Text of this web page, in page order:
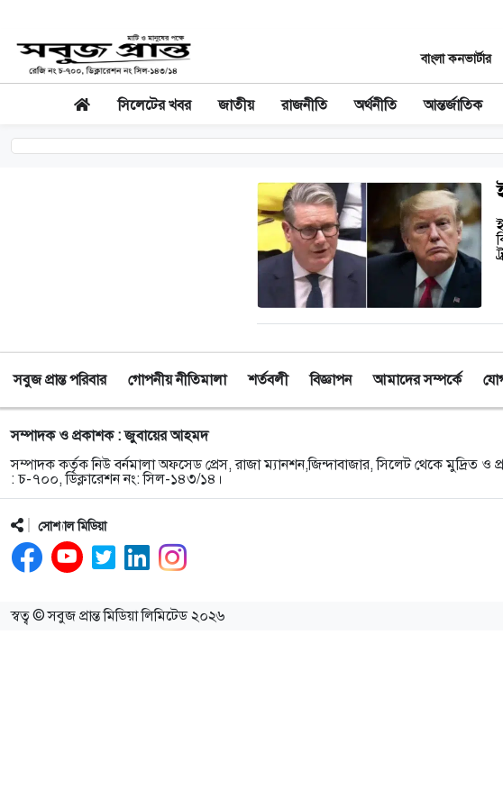
বাংলা কনভার্টার
সিলেটের খবর জাতীয় রাজনীতি অর্থনীতি আন্তর্জাতিক
সবুজ প্রান্ত পরিবার গোপনীয় নীতিমালা শর্তবলী বিজ্ঞাপন আমাদের সম্পর্কে
সম্পাদক ও প্রকাশক : জুবায়ের আহমদ
সম্পাদক কর্তৃক নিউ বর্নমালা অফসেড প্রেস, রাজা ম্যানশন,জিন্দাবাজার, সিলেট থেকে মুদ্রিত ও
: চ-৭০০, ডিক্লারেশন নং: সিল-১৪৩/১৪।
সোশ্যাল মিডিয়া
স্বত্ব © সবুজ প্রান্ত মিডিয়া লিমিটেড ২০২৬